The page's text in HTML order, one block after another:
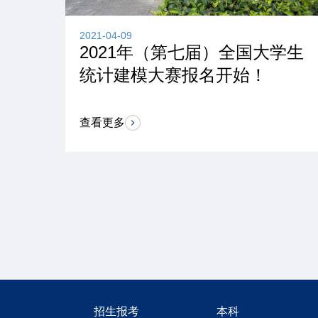
2021-04-09
2021年（第七届）全国大学生
统计建模大赛报名开始！
查看更多
招生报考 本科